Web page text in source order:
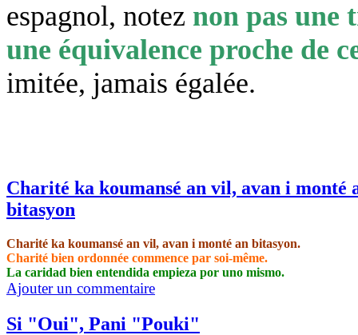
espagnol, notez non pas une
une équivalence proche de
imitée, jamais égalée.
Charité ka koumansé an vil, avan i monté
bitasyon
Charité ka koumansé an vil, avan i monté an bitasyon.
Charité bien ordonnée commence par soi-même.
La caridad bien entendida empieza por uno mismo.
Ajouter un commentaire
Si "Oui", Pani "Pouki"